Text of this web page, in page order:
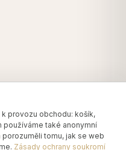
provozu obchodu: košík,
používáme také anonymní
tomu, jak se web
Zásady ochrany soukromí